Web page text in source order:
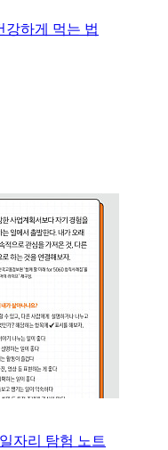
강하게 먹는 법
자리 탐험 노트